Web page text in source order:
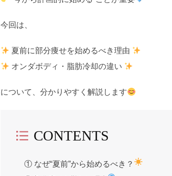
今回は、
夏前に部分痩せを始めるべき理由
オンダボディ・脂肪冷却の違い
について、分かりやすく解説します
CONTENTS
① なぜ“夏前”から始めるべき？